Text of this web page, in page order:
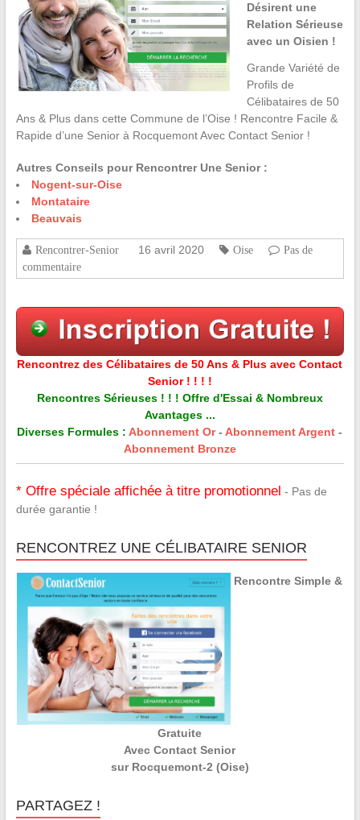
Désirent une
Relation Sérieuse
avec un Oisien !
Grande Variété de
Profils de
Célibataires de 50
Ans & Plus dans cette Commune de l’Oise ! Rencontre Facile &
Rapide d’une Senior à Rocquemont Avec Contact Senior !
Autres Conseils pour Rencontrer Une Senior :
Nogent-sur-Oise
Montataire
Beauvais
Rencontrer-Senior 16 avril 2020 Oise
Pas de
commentaire
Rencontrez des Célibataires de 50 Ans & Plus avec Contact
Senior ! ! ! !
Rencontres Sérieuses ! ! ! Offre d'Essai & Nombreux
Avantages ...
Diverses Formules : Abonnement Or-Abonnement Argent -
Abonnement Bronze
* Offre spéciale affichée à titre promotionnel - Pas de
durée garantie !
RENCONTREZ UNE CÉLIBATAIRE SENIOR
Rencontre Simple &
Gratuite
Avec Contact Senior
sur Rocquemont-2 (Oise)
PARTAGEZ !